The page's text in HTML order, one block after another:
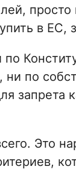
в
по
ни по
запрета
Это